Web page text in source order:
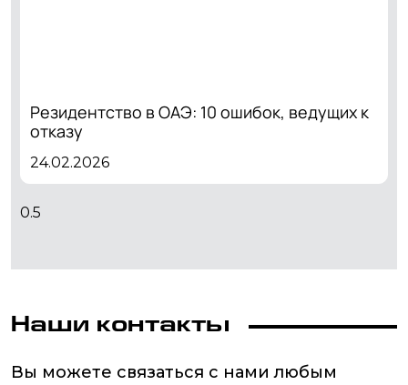
Резидентство в ОАЭ: 10 ошибок, ведущих к
отказу
24.02.2026
Наши контакты
Вы можете связаться с нами любым